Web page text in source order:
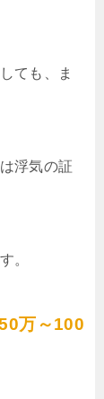
ても、ま
浮気の証
。
万～100